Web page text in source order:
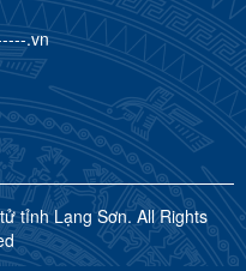
.vn
tỉnh Lạng Sơn. All Rights